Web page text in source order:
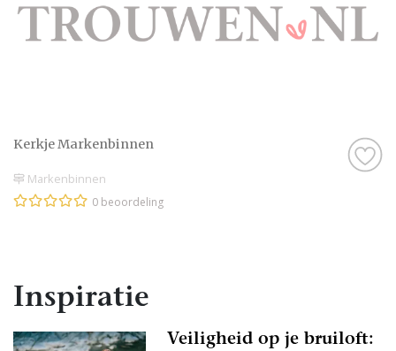
Kerkje Markenbinnen
Markenbinnen
0 beoordeling
Inspiratie
Veiligheid op je bruiloft: